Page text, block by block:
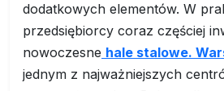
dodatkowych elementów. W
przedsiębiorcy coraz częściej
nowoczesne hale stalowe.
jednym z najważniejszych